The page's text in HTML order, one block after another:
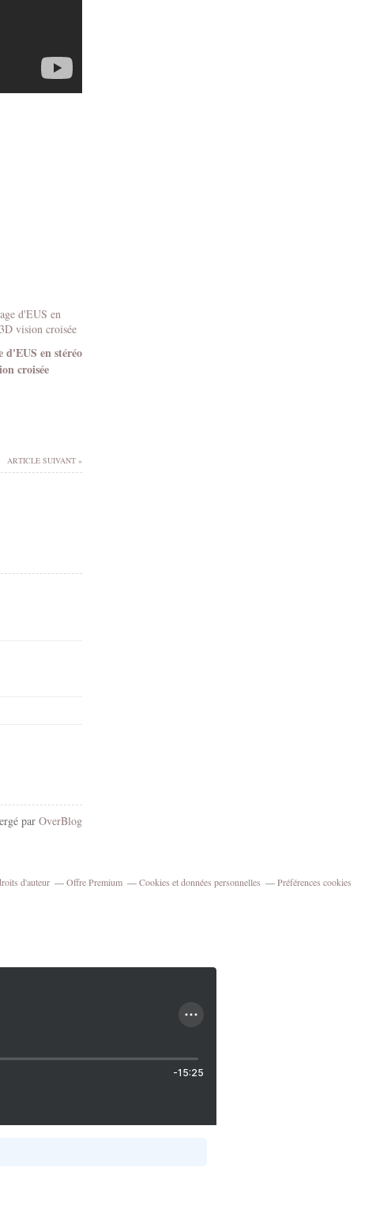
d'EUS en stéréo
croisée
ARTICLE SUIVANT »
par OverBlog
d'auteur Offre Premium Cookies et données personnelles Préférences cookies
-15:25